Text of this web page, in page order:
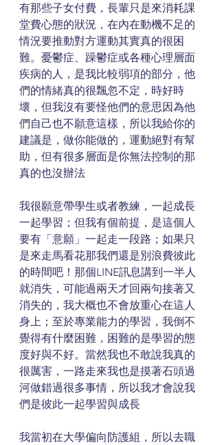
有那些子女付費，長輩只是來消耗課
堂費心態的狀況，在內在動機不足的
情況要推動對方運動其實真的很困
難。憂鬱症、躁鬱症或各種心理層面
疾病的人，是我比較弱項的部分，他
們的情緒真的很飄忽不定，時好時
壞，但我沒有要怪他們的意思因為他
們自己也不願意這樣，所以我給你的
建議是，做你能做的，運動絕對有幫
助，但有很多層面是你無法控制的那
真的也沒辦法
我很願意帶學生或者教練，一起成長
一起學習；但我有個前提，是這個人
要有「意願」一起走一段路；如果只
是來走馬看花那我們還是別浪費彼此
的時間吧！那個LINE訊息講到一半人
就消失，可能過兩天才回兩句接著又
消失的，我大概也不會放重心在這人
身上；至於專業能力的學習，我倒不
覺得有什麼困難，困難的是學習的態
度好與不好。當然我也不敢說我真的
很厲害，一路走來我也是摸著石頭過
河做錯過很多事情，所以我才會說我
們是彼此一起學習與成長
我當初在大學偏向防護組，所以去職